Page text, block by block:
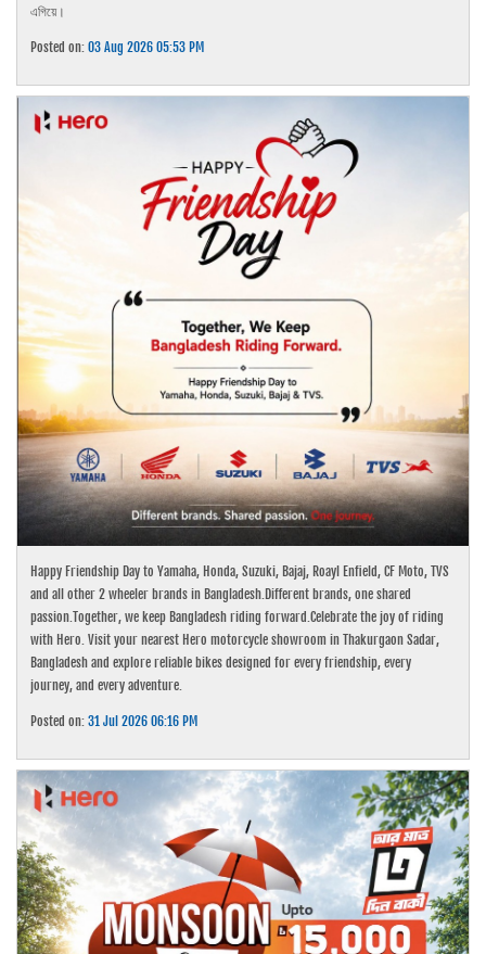
এগিয়ে।
Posted on:03 Aug 2026 05:53 PM
Happy Friendship Day to Yamaha, Honda, Suzuki, Bajaj, Roayl Enfield, CF Moto, TVS
and all other 2 wheeler brands in Bangladesh.Different brands, one shared
passion.Together, we keep Bangladesh riding forward.Celebrate the joy of riding
with Hero. Visit your nearest Hero motorcycle showroom in Thakurgaon Sadar,
Bangladesh and explore reliable bikes designed for every friendship, every
journey, and every adventure.
Posted on:31 Jul 2026 06:16 PM